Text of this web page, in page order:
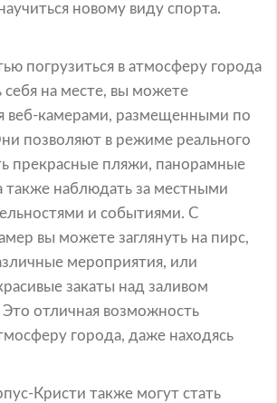
новому виду спорта.
погрузиться в атмосферу города
себя на месте, вы можете
веб-камерами, размещенными по
позволяют в режиме реального
прекрасные пляжи, панорамные
также наблюдать за местными
и событиями. С
вы можете заглянуть на пирс,
мероприятия, или
закаты над заливом
отличная возможность
города, даже находясь
Кристи также могут стать